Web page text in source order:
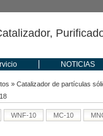
NOTICIAS
» Catalizador de partículas
WNF-10 MC-10